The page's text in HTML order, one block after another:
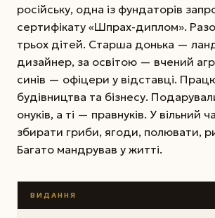
російську, одна із фундаторів
сертифікату «Шпрах-диплом».
трьох дітей. Старша донька —
дизайнер, за освітою — вчений
синів — офіцери у відставці.
будівництва та бізнесу.
онуків, а ті — правнуків. У вільний
збирати гриби, ягоди, полювати,
Багато мандрував у житті.
ВИДАННЯ